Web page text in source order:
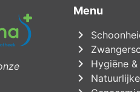
Menu
chevron_right
chevron_right
chevron_right Hygiëne
chevron_right